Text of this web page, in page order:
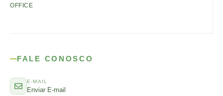
OFFICE
FALE CONOSCO
E-MAIL
Enviar E-mail